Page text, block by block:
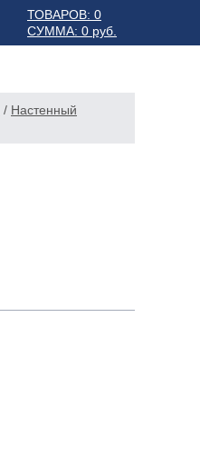
ТОВАРОВ: 0
СУММА: 0 руб.
/ Настенный